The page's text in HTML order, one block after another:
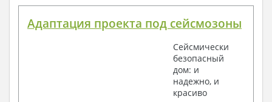
Адаптация проекта под сейсмозоны
Сейсмически
безопасный
дом: и
надежно, и
красиво